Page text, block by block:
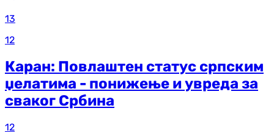
13
12
Каран: Повлаштен статус српским
џелатима - понижење и увреда за
сваког Србина
12